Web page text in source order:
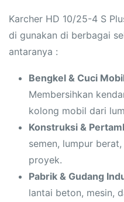
Karcher HD 10/25-4 S
di gunakan di berbagai
antaranya :
Bengkel & Cuci
Membersihkan
kolong mobil dari
Konstruksi &
semen, lumpur
proyek.
Pabrik & Gudang
lantai beton, mesin,